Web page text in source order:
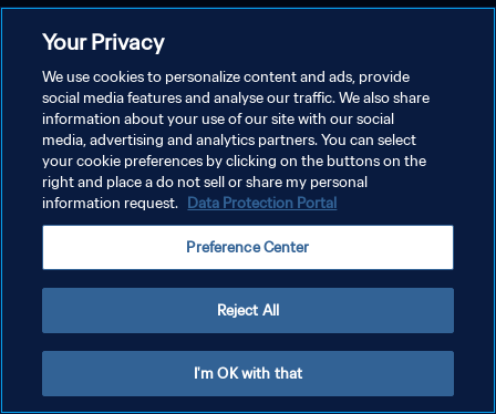
Your Privacy
We use cookies to personalize content and ads, provide
social media features and analyse our traffic. We also share
information about your use of our site with our social
media, advertising and analytics partners. You can select
your cookie preferences by clicking on the buttons on the
right and place a do not sell or share my personal
information request. Data Protection Portal
Preference Center
Reject All
I'm OK with that